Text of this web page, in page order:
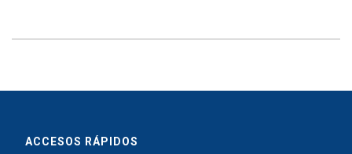
ACCESOS RÁPIDOS